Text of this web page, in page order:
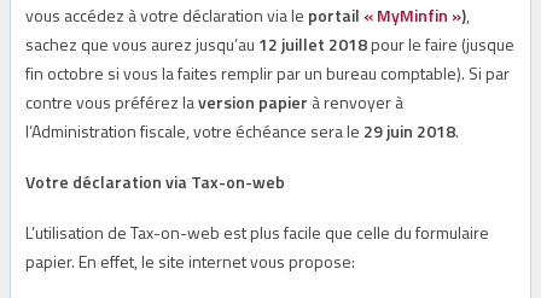
vous accédez à votre déclaration via le portail « MyMinfin »),
sachez que vous aurez jusqu’au 12 juillet 2018pour le faire (jusque
fin octobre si vous la faites remplir par un bureau comptable). Si par
contre vous préférez laversion papier à renvoyer à
l’Administration fiscale, votre échéance sera le 29 juin 2018.
Votre déclaration via Tax-on-web
L’utilisation de Tax-on-web est plus facile que celle du formulaire
papier. En effet, le site internet vous propose: